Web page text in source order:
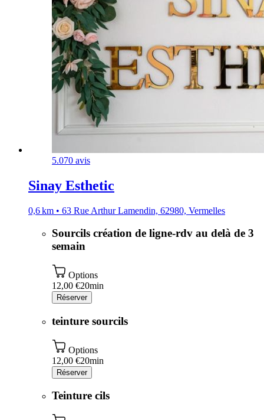
5.070 avis
Sinay Esthetic
0,6 km • 63 Rue Arthur Lamendin, 62980, Vermelles
Sourcils création de ligne-rdv au delà de 3
semain
Options
12,00 €20min
Réserver
teinture sourcils
Options
12,00 €20min
Réserver
Teinture cils